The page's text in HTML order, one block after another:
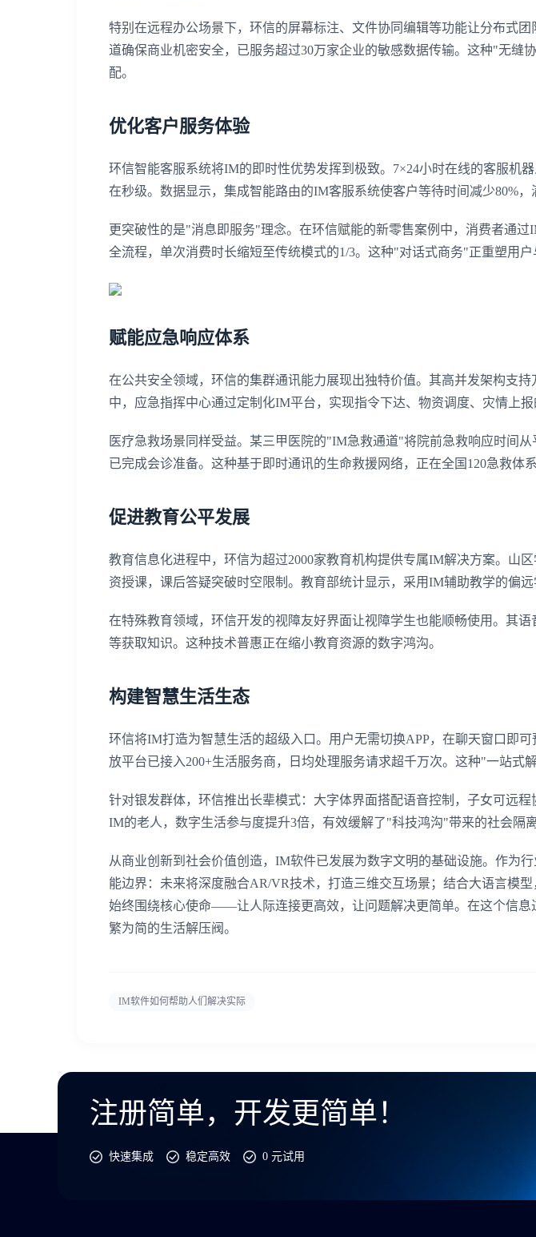
特别在远程办公场景下，环信的屏幕标注、文件协同编辑等功能让分布式
道确保商业机密安全，已服务超过30万家企业的敏感数据传输。这种"无缝
配。
优化客户服务体验
环信智能客服系统将IM的即时性优势发挥到极致。7×24小时在线的客服机
在秒级。数据显示，集成智能路由的IM客服系统使客户等待时间减少80%，
更突破性的是"消息即服务"理念。在环信赋能的新零售案例中，消费者通
全流程，单次消费时长缩短至传统模式的1/3。这种"对话式商务"正重塑用户
赋能应急响应体系
在公共安全领域，环信的集群通讯能力展现出独特价值。其高并发架构支
中，应急指挥中心通过定制化IM平台，实现指令下达、物资调度、灾情上报
医疗急救场景同样受益。某三甲医院的"IM急救通道"将院前急救响应时间
已完成会诊准备。这种基于即时通讯的生命救援网络，正在全国120急救体系
促进教育公平发展
教育信息化进程中，环信为超过2000家教育机构提供专属IM解决方案。山
资授课，课后答疑突破时空限制。教育部统计显示，采用IM辅助教学的偏远
在特殊教育领域，环信开发的视障友好界面让视障学生也能顺畅使用。其
等获取知识。这种技术普惠正在缩小教育资源的数字鸿沟。
构建智慧生活生态
环信将IM打造为智慧生活的超级入口。用户无需切换APP，在聊天窗口即
放平台已接入200+生活服务商，日均处理服务请求超千万次。这种"一站式
针对银发群体，环信推出长辈模式：大字体界面搭配语音控制，子女可远
IM的老人，数字生活参与度提升3倍，有效缓解了"科技鸿沟"带来的社会隔离
从商业创新到社会价值创造，IM软件已发展为数字文明的基础设施。作为
能边界：未来将深度融合AR/VR技术，打造三维交互场景；结合大语言模
始终围绕核心使命——让人际连接更高效，让问题解决更简单。在这个信息
繁为简的生活解压阀。
IM软件如何帮助人们解决实际
注册简单，开发更简单！
快速集成 稳定高效 0 元试用
登录即
登录